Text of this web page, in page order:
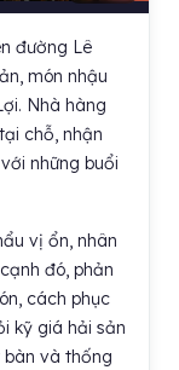
đường Lê
món nhậu
Nhà hàng
chỗ, nhận
những buổi
vị ổn, nhân
đó, phản
cách phục
kỹ giá hải sản
và thống